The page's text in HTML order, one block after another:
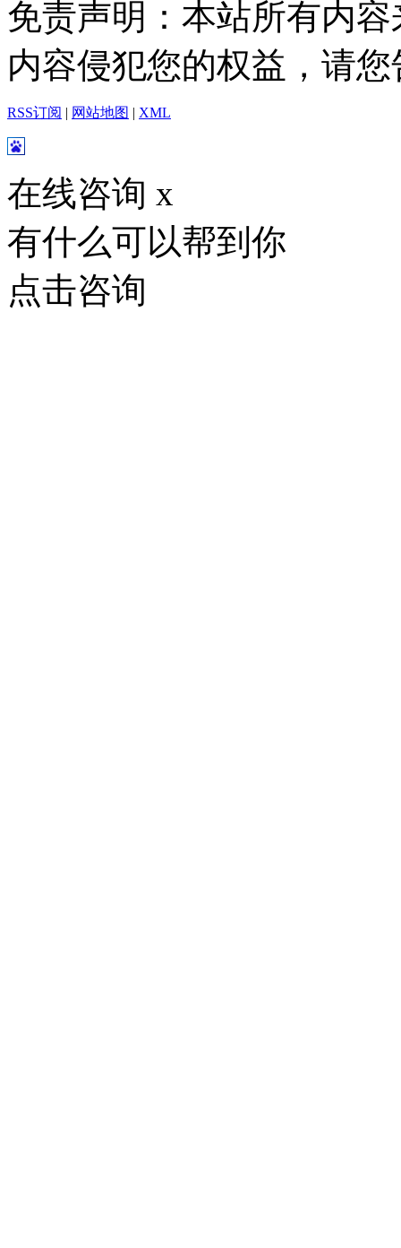
免责声明：本站所有内
内容侵犯您的权益，请
RSS订阅 | 网站地图 | XML
在线咨询 x
有什么可以帮到你
点击咨询